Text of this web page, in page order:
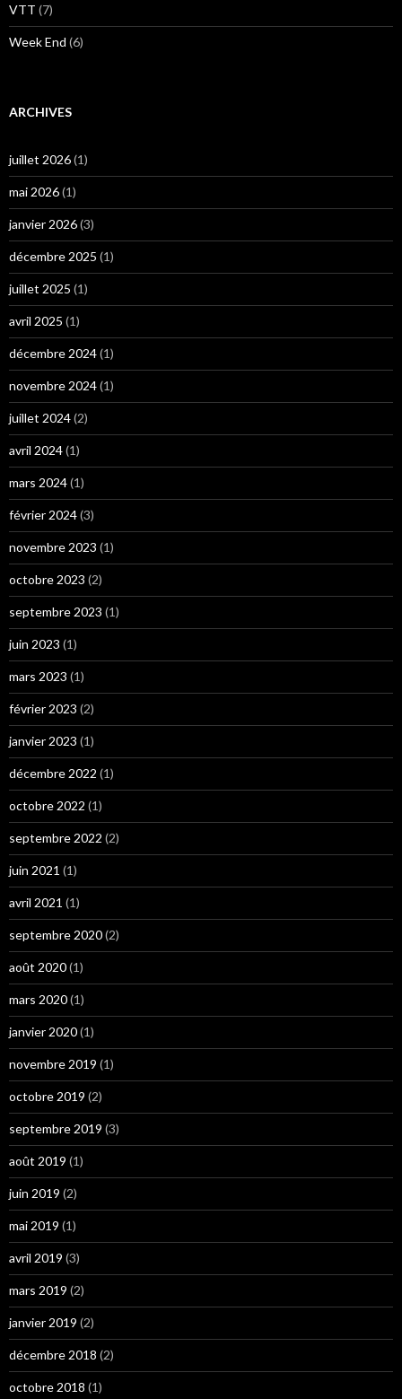
VTT (7)
Week End (6)
ARCHIVES
juillet 2026(1)
mai 2026(1)
janvier 2026(3)
décembre 2025 (1)
juillet 2025 (1)
avril 2025 (1)
décembre 2024(1)
novembre 2024(1)
juillet 2024(2)
avril 2024(1)
mars 2024(1)
février 2024(3)
novembre 2023 (1)
octobre 2023 (2)
septembre 2023 (1)
juin 2023 (1)
mars 2023 (1)
février 2023 (2)
janvier 2023 (1)
décembre 2022 (1)
octobre 2022 (1)
septembre 2022 (2)
juin 2021 (1)
avril 2021 (1)
septembre 2020(2)
août 2020(1)
mars 2020(1)
janvier 2020(1)
novembre 2019 (1)
octobre 2019 (2)
septembre 2019 (3)
août 2019 (1)
juin 2019 (2)
mai 2019 (1)
avril 2019 (3)
mars 2019 (2)
janvier 2019 (2)
décembre 2018 (2)
octobre 2018 (1)